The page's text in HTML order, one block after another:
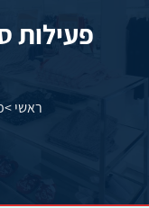
פעילות
ראשי>